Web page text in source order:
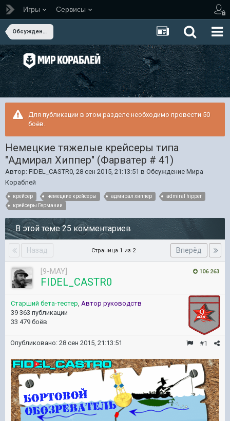
Игры Сервисы
Обсуждение Мира Кораблей
Для публикации в этом разделе необходимо провести 50
боёв.
Немецкие тяжелые крейсеры типа
"Адмирал Хиппер" (Фарватер # 41)
Автор: FIDEL_CASTR0, 28 сен 2015, 21:13:51 в Обсуждение Мира
Кораблей
крейсер немецкие крейсеры адмирал хиппер
admiral hipper
крейсеры Германии
В этой теме 25 комментариев
Назад Вперёд
Страница 1 из 2
106 263
[9-MAY]
FIDEL_CASTR0
Старший бета-тестер, Автор руководств
39 363 публикации
33 479 боёв
#1
Опубликовано: 28 сен 2015, 21:13:51